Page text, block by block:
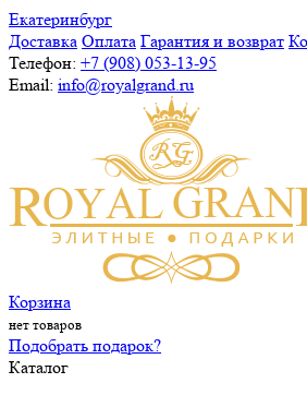
Екатеринбург
Доставка Оплата Гарантия и возврат
Телефон: +7 (908) 053-13-95
Email: info@royalgrand.ru
Корзина
нет товаров
Подобрать подарок?
Каталог